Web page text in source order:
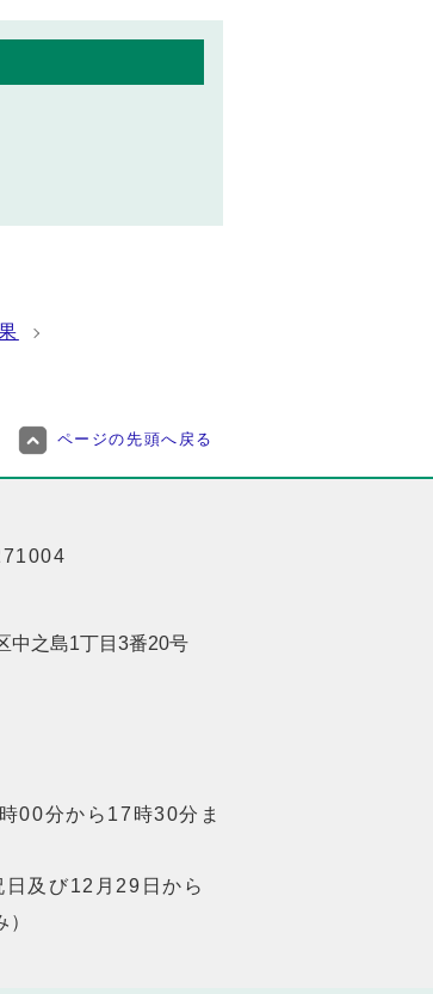
ページの先頭へ戻る
之島1丁目3番20号
00分から17時30分ま
日及び12月29日から